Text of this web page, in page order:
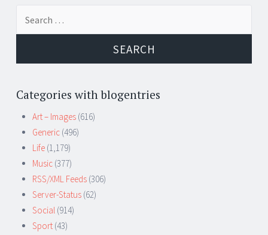
for:
Categories with blogentries
Art – Images (616)
Generic (496)
Life (1,179)
Music (377)
RSS/XML Feeds (306)
Server-Status (62)
Social (914)
Sport (43)